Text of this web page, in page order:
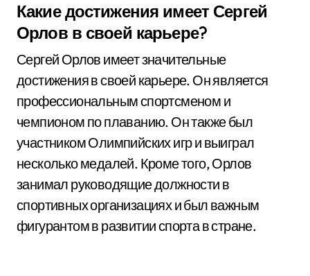
Какие достижения имеет Сергей
Орлов в своей карьере?
Сергей Орлов имеет значительные
достижения в своей карьере. Он является
профессиональным спортсменом и
чемпионом по плаванию. Он также был
участником Олимпийских игр и выиграл
несколько медалей. Кроме того, Орлов
занимал руководящие должности в
спортивных организациях и был важным
фигурантом в развитии спорта в стране.